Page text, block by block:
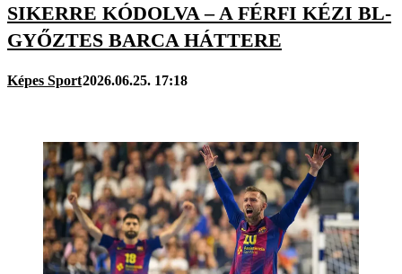
SIKERRE KÓDOLVA – A FÉRFI KÉZI BL-
GYŐZTES BARCA HÁTTERE
Képes Sport2026.06.25. 17:18